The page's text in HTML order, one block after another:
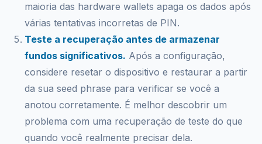
maioria das hardware wallets apaga os dados após
várias tentativas incorretas de PIN.
Teste a recuperação antes de armazenar
fundos significativos. Após a configuração,
considere resetar o dispositivo e restaurar a partir
da sua seed phrase para verificar se você a
anotou corretamente. É melhor descobrir um
problema com uma recuperação de teste do que
quando você realmente precisar dela.